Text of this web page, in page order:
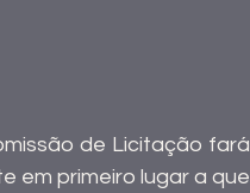
de Licitação fará
em primeiro lugar a que